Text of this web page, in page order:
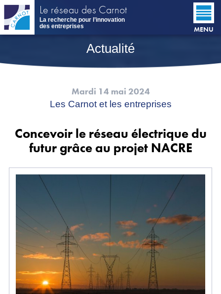
Aller
contenu
principal
Le réseau des Carnot
La recherche pour l’innovation
des entreprises
MENU
Actualité
Mardi 14 mai 2024
Les Carnot et les entreprises
Concevoir le réseau électrique du
futur grâce au projet NACRE